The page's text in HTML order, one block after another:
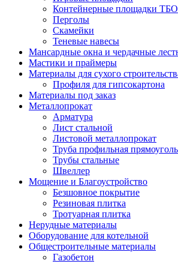
Контейнерные площадки ТБО
Перголы
Скамейки
Теневые навесы
Мансардные окна и чердачные
Мастики и праймеры
Материалы для сухого
Профиля для гипсокартона
Материалы под заказ
Металлопрокат
Арматура
Лист стальной
Листовой металлопрокат
Труба профильная
Трубы стальные
Швеллер
Мощение и Благоустройство
Безшовное покрытие
Резиновая плитка
Тротуарная плитка
Нерудные материалы
Оборудование для котельной
Общестроительные материалы
Газобетон